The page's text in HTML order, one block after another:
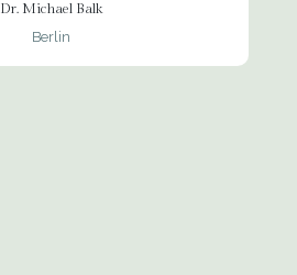
Dr. Michael Balk
Berlin